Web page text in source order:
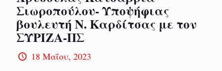
Σιωροπούλου- Υποψήφιας
βουλευτή Ν. Καρδίτσας με τον
ΣΥΡΙΖΑ-ΠΣ
18 Μαΐου, 2023